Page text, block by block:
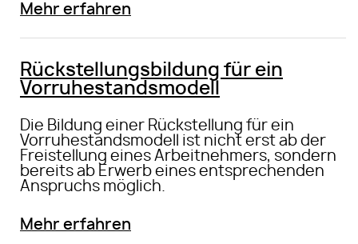
Mehr erfahren
Rückstellungsbildung für ein
Vorruhestandsmodell
Die Bildung einer Rückstellung für ein
Vorruhestandsmodell ist nicht erst ab der
Freistellung eines Arbeitnehmers, sondern
bereits ab Erwerb eines entsprechenden
Anspruchs möglich.
Mehr erfahren